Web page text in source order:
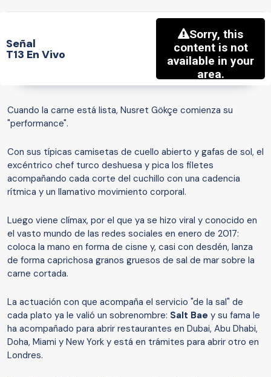
Señal
T13 En Vivo
Cuando la carne está lista, Nusret Gökçe comienza su
"performance".
Con sus típicas camisetas de cuello abierto y gafas de sol, el
excéntrico chef turco deshuesa y pica los filetes
acompañando cada corte del cuchillo con una cadencia
rítmica y un llamativo movimiento corporal.
Luego viene clímax, por el que ya se hizo viral y conocido en
el vasto mundo de las redes sociales en enero de 2017:
coloca la mano en forma de cisne y, casi con desdén, lanza
de forma caprichosa granos gruesos de sal de mar sobre la
carne cortada.
La actuación con que acompaña el servicio "de la sal" de
cada plato ya le valió un sobrenombre: Salt Bae y su fama le
ha acompañado para abrir restaurantes en Dubai, Abu Dhabi,
Doha, Miami y New York y está en trámites para abrir otro en
Londres.